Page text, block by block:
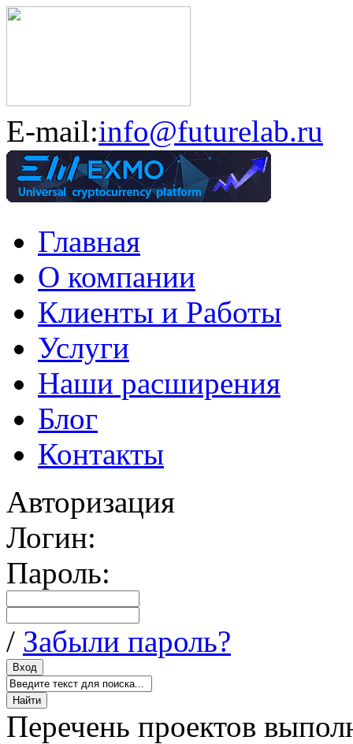
E-mail:info@futurelab.ru
Главная
О компании
Клиенты и Работы
Услуги
Наши расширения
Блог
Контакты
Авторизация
Логин:
Пароль:
/ Забыли пароль?
Перечень проектов